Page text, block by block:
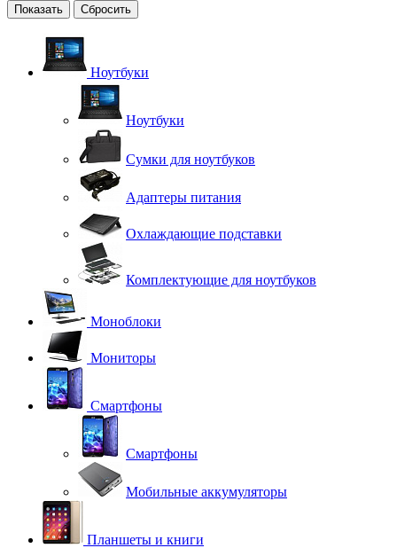
Сбросить
Ноутбуки
Ноутбуки
Сумки для ноутбуков
Адаптеры питания
Охлаждающие подставки
Комплектующие для ноутбуков
Моноблоки
Мониторы
Смартфоны
Смартфоны
Мобильные аккумуляторы
Планшеты и книги